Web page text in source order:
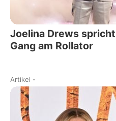
Joelina Drews
Gang am Rollator
Artikel -